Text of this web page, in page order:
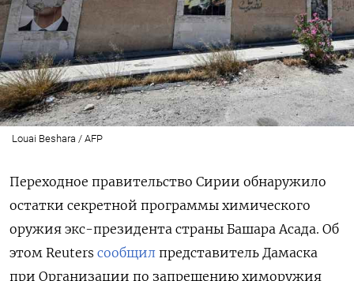
Louai Beshara / AFP
Переходное правительство Сирии обнаружило
остатки секретной программы химического
оружия экс-президента страны Башара Асада. Об
этом Reuters сообщил представитель Дамаска
при Организации по запрещению химоружия